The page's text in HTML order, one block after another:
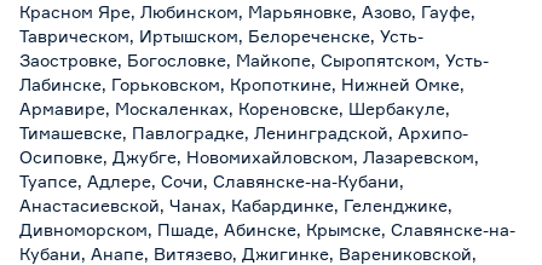
Красном Яре, Любинском, Марьяновке, Азово, Гауфе,
Таврическом, Иртышском, Белореченске, Усть-
Заостровке, Богословке, Майкопе, Сыропятском, Усть-
Лабинске, Горьковском, Кропоткине, Нижней Омке,
Армавире, Москаленках, Кореновске, Шербакуле,
Тимашевске, Павлоградке, Ленинградской, Архипо-
Осиповке, Джубге, Новомихайловском, Лазаревском,
Туапсе, Адлере, Сочи, Славянске-на-Кубани,
Анастасиевской, Чанах, Кабардинке, Геленджике,
Дивноморском, Пшаде, Абинске, Крымске, Славянске-на-
Кубани, Анапе, Витязево, Джигинке, Варениковской,